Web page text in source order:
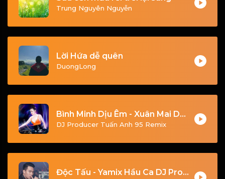
Trung Nguyên Nguyễn
Lời Hứa dễ quên
DuongLong
Bình Minh Dịu Êm - Xuân Mai DJ Poducer Tuấn Anh 95 Vina House (Remix 2026)
DJ Producer Tuấn Anh 95 Remix
Độc Tấu - Yamix Hầu Ca DJ Producer Tuấn Anh 95 Vina House (Remix 2026)